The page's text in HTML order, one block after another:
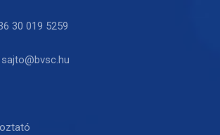
30 019 5259
sajto@bvsc.hu